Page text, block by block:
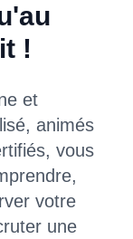
!
et
animés
vous
votre
une